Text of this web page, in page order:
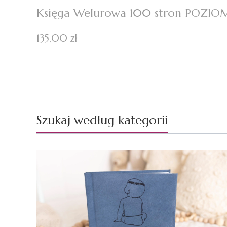
Księga Welurowa 100 stron
Cena
135,00 zł
Szukaj według kategorii